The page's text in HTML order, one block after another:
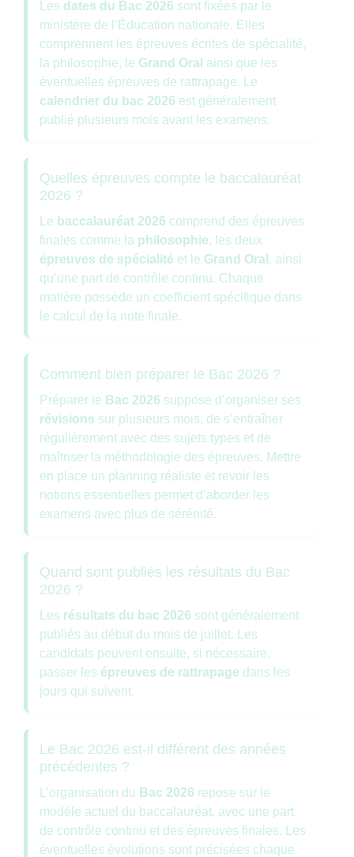
Les dates du Bac 2026 sont fixées par le
ministère de l’Éducation nationale. Elles
comprennent les épreuves écrites de spécialité,
la philosophie, le Grand Oral ainsi que les
éventuelles épreuves de rattrapage. Le
calendrier du bac 2026 est généralement
publié plusieurs mois avant les examens.
Quelles épreuves compte le baccalauréat
2026 ?
Le baccalauréat 2026 comprend des épreuves
finales comme la philosophie, les deux
épreuves de spécialité et le Grand Oral , ainsi
qu’une part de contrôle continu. Chaque
matière possède un coefficient spécifique dans
le calcul de la note finale.
Comment bien préparer le Bac 2026 ?
Préparer le Bac 2026 suppose d’organiser ses
révisions sur plusieurs mois, de s’entraîner
régulièrement avec des sujets types et de
maîtriser la méthodologie des épreuves. Mettre
en place un planning réaliste et revoir les
notions essentielles permet d’aborder les
examens avec plus de sérénité.
Quand sont publiés les résultats du Bac
2026 ?
Les résultats du bac 2026 sont généralement
publiés au début du mois de juillet. Les
candidats peuvent ensuite, si nécessaire,
passer les épreuves de rattrapage dans les
jours qui suivent.
Le Bac 2026 est-il différent des années
précédentes ?
L’organisation du Bac 2026 repose sur le
modèle actuel du baccalauréat, avec une part
de contrôle continu et des épreuves finales. Les
éventuelles évolutions sont précisées chaque